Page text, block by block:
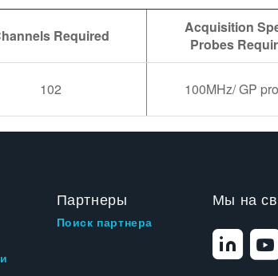
Required
Acquisition
Probes
102 100MHz/ GP
Партнеры
Поиск партнера
Мы на